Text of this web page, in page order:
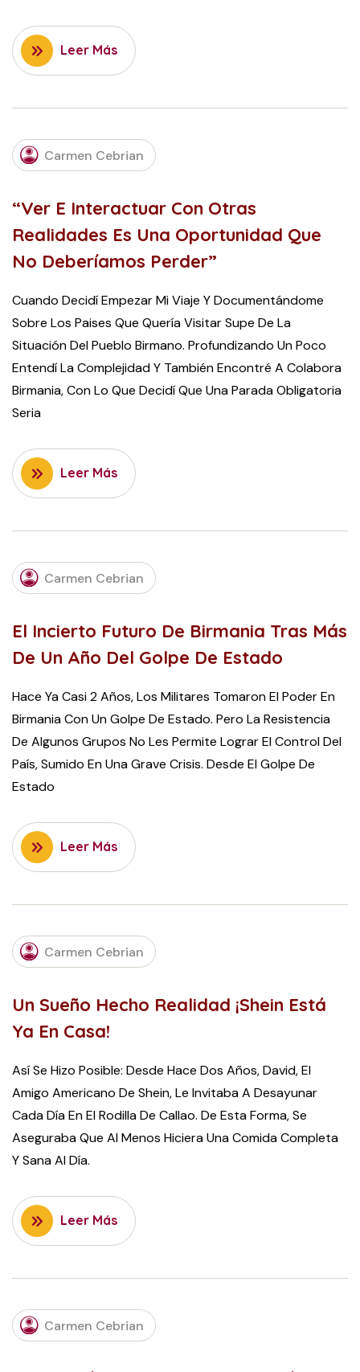
Leer Más
OCTOBER
18, 2022
Carmen Cebrian
“Ver E Interactuar Con Otras
Realidades Es Una Oportunidad Que
No Deberíamos Perder”
Cuando Decidí Empezar Mi Viaje Y Documentándome
Sobre Los Paises Que Quería Visitar Supe De La
Situación Del Pueblo Birmano. Profundizando Un Poco
Entendí La Complejidad Y También Encontré A Colabora
Birmania, Con Lo Que Decidí Que Una Parada Obligatoria
Seria
Leer Más
OCTOBER
18, 2022
Carmen Cebrian
El Incierto Futuro De Birmania Tras Más
De Un Año Del Golpe De Estado
Hace Ya Casi 2 Años, Los Militares Tomaron El Poder En
Birmania Con Un Golpe De Estado. Pero La Resistencia
De Algunos Grupos No Les Permite Lograr El Control Del
País, Sumido En Una Grave Crisis. Desde El Golpe De
Estado
Leer Más
JULY
21,
2022
Carmen Cebrian
Un Sueño Hecho Realidad ¡Shein Está
Ya En Casa!
Así Se Hizo Posible: Desde Hace Dos Años, David, El
Amigo Americano De Shein, Le Invitaba A Desayunar
Cada Día En El Rodilla De Callao. De Esta Forma, Se
Aseguraba Que Al Menos Hiciera Una Comida Completa
Y Sana Al Día.
Leer Más
APRIL
27,
2022
Carmen Cebrian